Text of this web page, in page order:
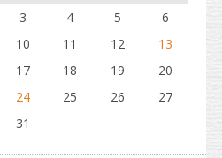
3 4 5
6
10 11 12
13
17 18 19
20
24 25 26
27
31